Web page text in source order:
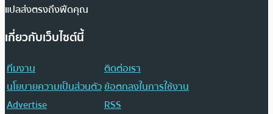
แปลส่งตรงถึงฟีดคุณ
เกี่ยวกับเว็บไซต์นี้
ทีมงาน
ติดต่อเรา
นโยบายความเป็นส่วนตัวข้อตกลงในการใช้งาน
Advertise
RSS